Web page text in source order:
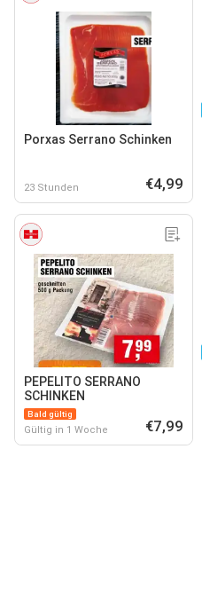
Porxas Serrano Schinken
23 Stunden €4,99
PEPELITO SERRANO
SCHINKEN
Bald gültig
Gültig in 1 Woche €7,99